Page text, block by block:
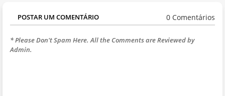
POSTAR UM COMENTÁRIO 0 Comentários
* Please Don't Spam Here. All the Comments are Reviewed by
Admin.